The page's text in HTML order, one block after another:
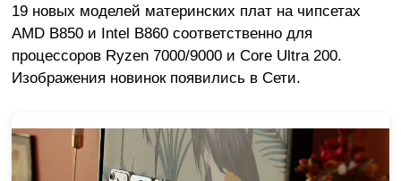
19 новых моделей материнских плат на чипсетах
AMD B850 и Intel B860 соответственно для
процессоров Ryzen 7000/9000 и Core Ultra 200.
Изображения новинок появились в Сети.